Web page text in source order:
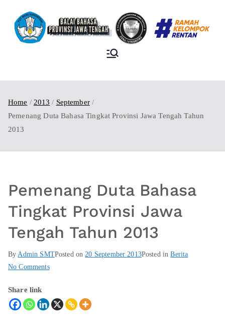
TENGAH
Home 2013
September
Pemenang Duta Bahasa Tingkat Provinsi Jawa Tengah Tahun
2013
Pemenang Duta Bahasa
Tingkat Provinsi Jawa
Tengah Tahun 2013
By Admin SMTPosted on 20 September 2013Posted inBerita
No Comments
Share link